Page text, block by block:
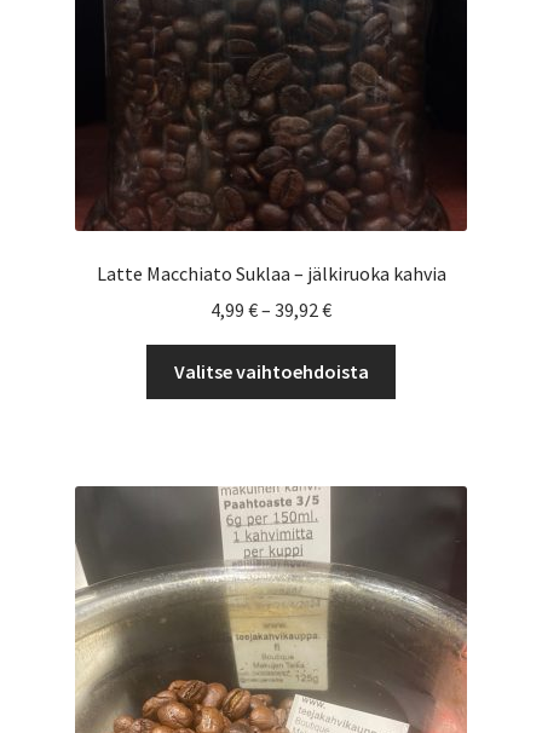
Latte Macchiato Suklaa – jälkiruoka kahvia
4,99 €– 39,92€Hintaluokka:
4,99 €
-
39,92 €
Valitse vaihtoehdoista
tuotteen
sivulla.